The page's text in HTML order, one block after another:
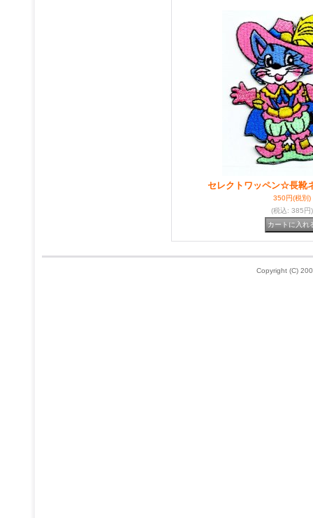
セレクトワッペン☆長靴
350円(税別)
(税込: 385円)
Copyright (C)